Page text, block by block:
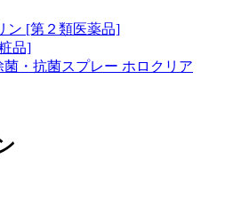
ン [第２類医薬品]
品]
・抗菌スプレー ホロクリア